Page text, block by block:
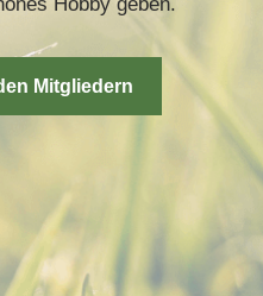
Mitgliedern